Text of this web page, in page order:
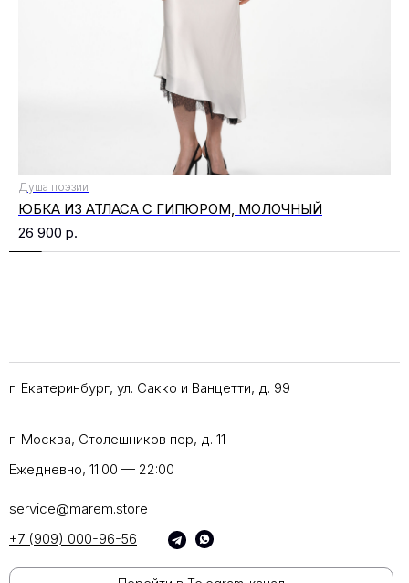
Душа поэзии
ЮБКА ИЗ АТЛАСА С ГИПЮРОМ, МОЛОЧНЫЙ
26 900 р.
+7 (909) 000-96-56
service@marem.store
Ежедневно, 11:00 — 22:00
г. Екатеринбург, ул. Сакко и Ванцетти, д. 99
г. Москва, Столешников пер, д. 11